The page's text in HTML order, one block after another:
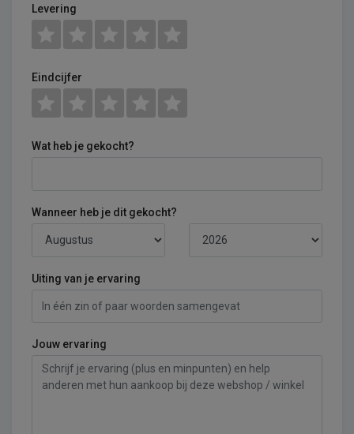
Levering
Eindcijfer
Wat heb je gekocht?
Wanneer heb je dit gekocht?
Uiting van je ervaring
Jouw ervaring